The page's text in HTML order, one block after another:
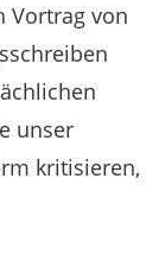
Vortrag von
unser
kritisieren,